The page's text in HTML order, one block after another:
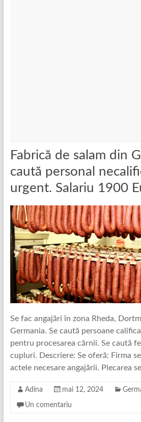
Fabrică de salam din
caută personal
urgent. Salariu 1900
Se fac angajări în zona Rheda,
Germania. Se caută persoane
pentru procesarea cărnii. Se caută
cupluri. Descriere: Se oferă: Firma
actele necesare angajării. Plecarea se
Adina mai 12, 2024
Un comentariu